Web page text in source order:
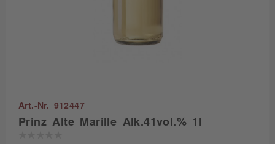
Art.-Nr. 912447
Prinz Alte Marille Alk.41vol.% 1l